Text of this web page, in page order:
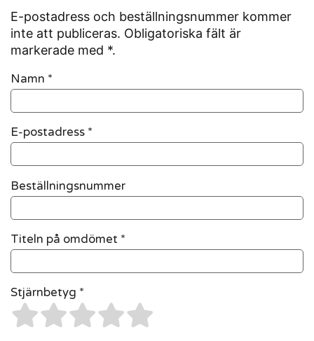
E-postadress och beställningsnummer kommer
inte att publiceras. Obligatoriska fält är
markerade med *.
Namn *
E-postadress *
Beställningsnummer
Titeln på omdömet *
Stjärnbetyg *